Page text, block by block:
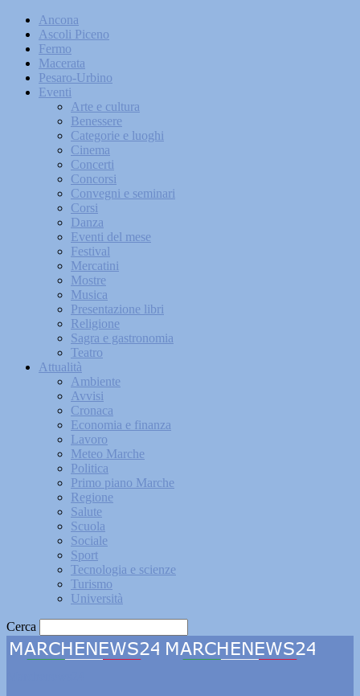
Ancona
Ascoli Piceno
Fermo
Macerata
Pesaro-Urbino
Eventi
Arte e cultura
Benessere
Categorie e luoghi
Cinema
Concerti
Concorsi
Convegni e seminari
Corsi
Danza
Eventi del mese
Festival
Mercatini
Mostre
Musica
Presentazione libri
Religione
Sagra e gastronomia
Teatro
Attualità
Ambiente
Avvisi
Cronaca
Economia e finanza
Lavoro
Meteo Marche
Politica
Primo piano Marche
Regione
Salute
Scuola
Sociale
Sport
Tecnologia e scienze
Turismo
Università
Cerca